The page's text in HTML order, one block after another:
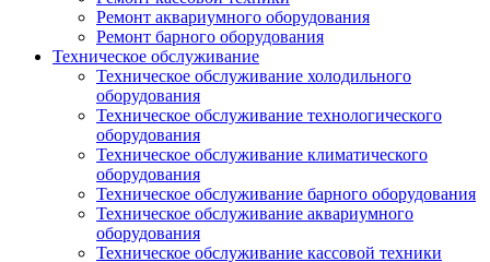
Ремонт аквариумного оборудования
Ремонт барного оборудования
Техническое обслуживание
Техническое обслуживание холодильного
оборудования
Техническое обслуживание технологического
оборудования
Техническое обслуживание климатического
оборудования
Техническое обслуживание барного оборудования
Техническое обслуживание аквариумного
оборудования
Техническое обслуживание кассовой техники